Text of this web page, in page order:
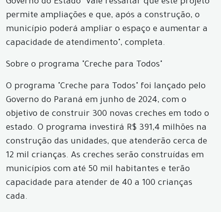
Governo do Estado "Vale ressaltar que este projeto
permite ampliações e que, após a construção, o
município poderá ampliar o espaço e aumentar a
capacidade de atendimento", completa.
Sobre o programa "Creche para Todos"
O programa "Creche para Todos" foi lançado pelo
Governo do Paraná em junho de 2024, com o
objetivo de construir 300 novas creches em todo o
estado. O programa investirá R$ 391,4 milhões na
construção das unidades, que atenderão cerca de
12 mil crianças. As creches serão construídas em
municípios com até 50 mil habitantes e terão
capacidade para atender de 40 a 100 crianças
cada.